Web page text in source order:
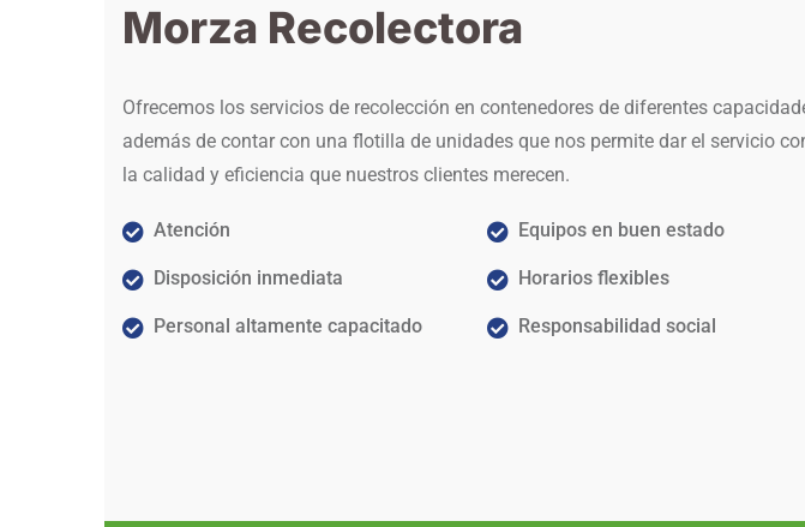
Morza Recolectora
Ofrecemos los servicios de recolección en contenedores de diferentes
además de contar con una flotilla de unidades que nos permite dar el servicio
la calidad y eficiencia que nuestros clientes merecen.
Atención Equipos en buen estado
Disposición inmediata Horarios flexibles
Personal altamente capacitado Responsabilidad social